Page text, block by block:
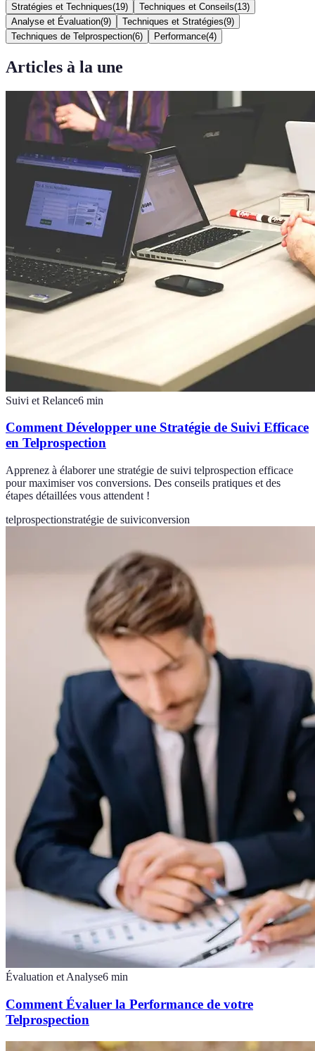
Stratégies et Techniques(19) Techniques et Conseils(13)
Analyse et Évaluation(9) Techniques et Stratégies(9)
Techniques de Telprospection(6) Performance(4)
Articles à la une
Suivi et Relance6 min
Comment Développer une Stratégie de Suivi Efficace
en Telprospection
Apprenez à élaborer une stratégie de suivi telprospection efficace
pour maximiser vos conversions. Des conseils pratiques et des
étapes détaillées vous attendent !
telprospectionstratégie de suiviconversion
Évaluation et Analyse6 min
Comment Évaluer la Performance de votre
Telprospection